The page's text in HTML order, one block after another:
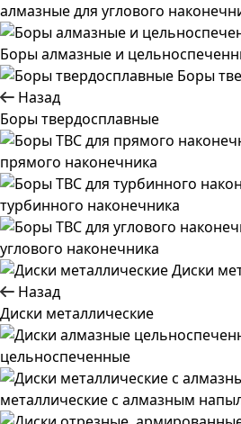
алмазные для углового
Боры алмазные и
Боры
Назад
Боры твердосплавные
прямого наконечника
турбинного наконечника
углового наконечника
Диски
Назад
Диски металлические
цельноспеченные
металлические с алмазным